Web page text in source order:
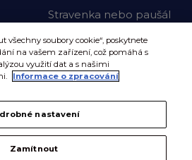
Stravenka nebo paušál
všechny soubory cookie“, poskytnete
na vašem zařízení, což pomáhá s
využití dat a s našimi
Informace o zpracování
nastavení
Zamítnout